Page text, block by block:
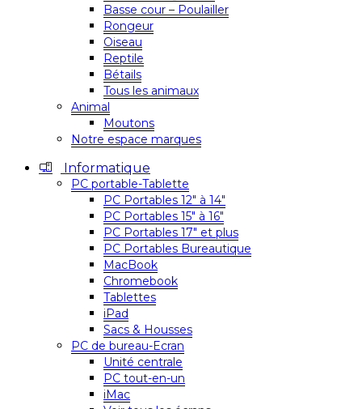
Basse cour – Poulailler
Rongeur
Oiseau
Reptile
Bétails
Tous les animaux
Animal
Moutons
Notre espace marques
Informatique
PC portable-Tablette
PC Portables 12″ à 14″
PC Portables 15″ à 16″
PC Portables 17″ et plus
PC Portables Bureautique
MacBook
Chromebook
Tablettes
iPad
Sacs & Housses
PC de bureau-Ecran
Unité centrale
PC tout-en-un
iMac